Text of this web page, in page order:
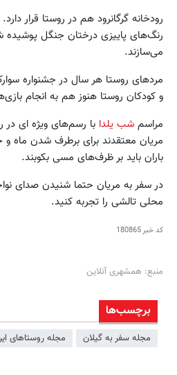
رودخانه گرگانرود هم در روستا قرار
رنگ‌های پاییزی درختان جنگل پوشیده
می‌سازند.
مردهای روستا هر سال در جشنواره
و کودکان روستا هنوز هم به انجام
مراسم شب یلدا با رسم‌های ویژه ای در
مریان معتقدند برای برطرف شدن ماه و
باران باید بر ظرف‌های مسی بکوبند.
در سفر به مریان حتما شنیدن صدای
محلی تالشی را تجربه کنید.
کد خبر180865
منبع: همشهری آنلاین
برچسب‌ها
مجله سفر به گيلان مجله روستاهای